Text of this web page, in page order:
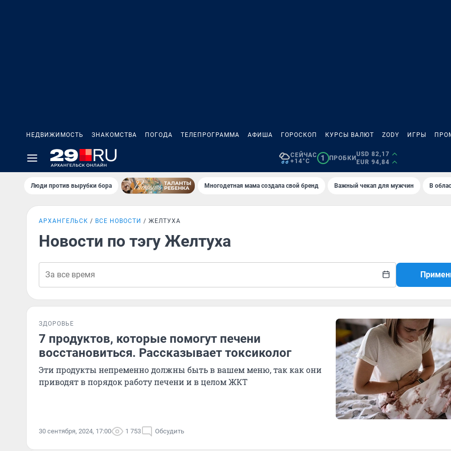
НЕДВИЖИМОСТЬ ЗНАКОМСТВА ПОГОДА ТЕЛЕПРОГРАММА АФИША ГОРОСКОП КУРСЫ ВАЛЮТ ZODY ИГРЫ
СЕЙЧАС
+14°C
1 ПРОБКИ
USD 82,17
EUR 94,84
Люди против вырубки бора Многодетная мама создала свой бренд Важный чекап для мужчин В
АРХАНГЕЛЬСК ВСЕ НОВОСТИ ЖЕЛТУХА
Новости по тэгу Желтуха
ЗДОРОВЬЕ
7 продуктов, которые помогут печени
восстановиться. Рассказывает токсиколог
Эти продукты непременно должны быть в вашем меню, так как они
приводят в порядок работу печени и в целом ЖКТ
30 сентября, 2024, 17:00 1 753 Обсудить